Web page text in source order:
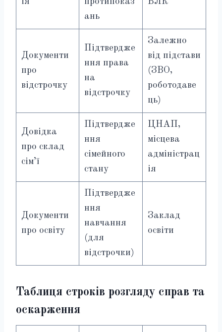
ань
Документи
про
відстрочку
Підтвердже
ння права
на
відстрочку
Залежно
від підстави
(ЗВО,
роботодаве
ць)
Довідка
про склад
сім’ї
Підтвердже
ння
сімейного
стану
ЦНАП,
місцева
адміністрац
ія
Документи
про освіту
Підтвердже
ння
навчання
(для
відстрочки)
Заклад
освіти
Таблиця строків розгляду справ та
оскарження